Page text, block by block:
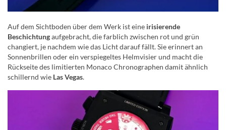
Auf dem Sichtboden über dem Werk ist eine irisierende
Beschichtungaufgebracht, die farblich zwischen rot und grün
changiert, je nachdem wie das Licht darauf fällt. Sie erinnert an
Sonnenbrillen oder ein verspiegeltes Helmvisier und macht die
Rückseite des limitierten Monaco Chronographen damit ähnlich
schillernd wie Las Vegas.